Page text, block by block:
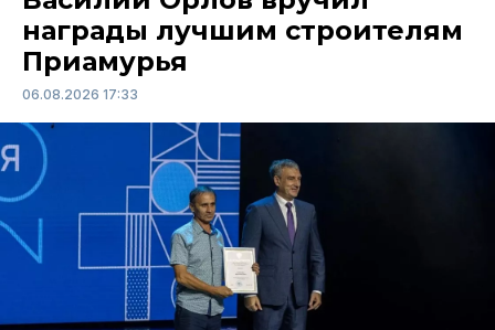
награды лучшим строителям
Приамурья
06.08.2026 17:33